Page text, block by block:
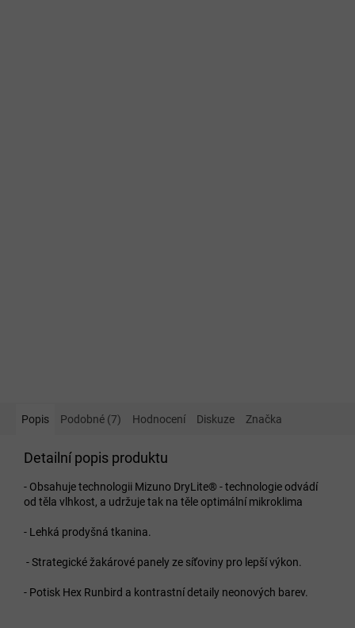
Popis Podobné (7) Hodnocení Diskuze Značka
Detailní popis produktu
- Obsahuje technologii Mizuno DryLite® - technologie odvádí
od těla vlhkost, a udržuje tak na těle optimální mikroklima
- Lehká prodyšná tkanina.
- Strategické žakárové panely ze síťoviny pro lepší výkon.
- Potisk Hex Runbird a kontrastní detaily neonových barev.